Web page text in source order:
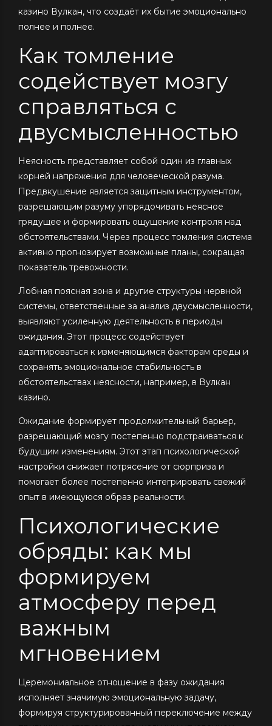
казино Вулкан, что создаёт их бытие эмоционально
полнее и полнее.
Как томление
содействует мозгу
справляться с
двусмысленностью
Неясность представляет собой один из главных
корней напряжения для человеческой разума.
Предвкушение является защитным инструментом,
разрешающим разуму упорядочивать неясное
грядущее и формировать ощущение контроля над
обстоятельствами. Через процесс томления система
активно прогнозирует возможные планы, сокращая
показатель тревожности.
Лобная поясная зона и другие структуры нервной
системы, ответственные за анализ двусмысленности,
выявляют усиленную деятельность в периоды
ожидания. Этот процесс содействует
адаптироваться к изменяющимся факторам среды и
сохранять эмоциональное стабильность в
обстоятельствах неясности, например, в Вулкан
казино.
Ожидание формирует продолжительный барьер,
разрешающий мозгу постепенно подстраиваться к
будущим изменениям. Этот этап психологической
настройки снижает потрясение от сюрприза и
помогает более постепенно интегрировать свежий
опыт в имеющуюся образ реальности.
Психологические
обряды: как мы
формируем
атмосферу перед
важным
мгновением
Церемониальное отношение в фазу ожидания
исполняет значимую эмоциональную задачу,
формируя структурированный переключение между